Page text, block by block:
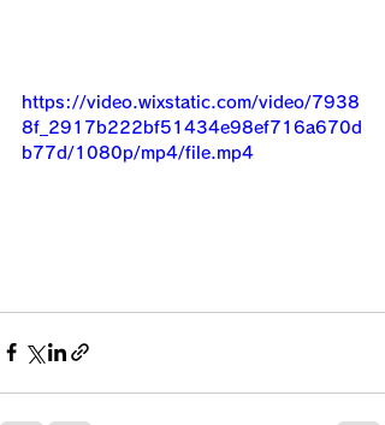
https://video.wixstatic.com/video/7938
8f_2917b222bf51434e98ef716a670d
b77d/1080p/mp4/file.mp4